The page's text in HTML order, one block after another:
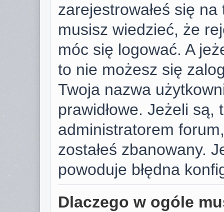
zarejestrowałeś się
musisz wiedzieć, że
móc się logować. A
to nie możesz się
Twoja nazwa
prawidłowe. Jeżeli są,
administratorem
zostałeś zbanowany.
powoduje błędna
Dlaczego w ogóle